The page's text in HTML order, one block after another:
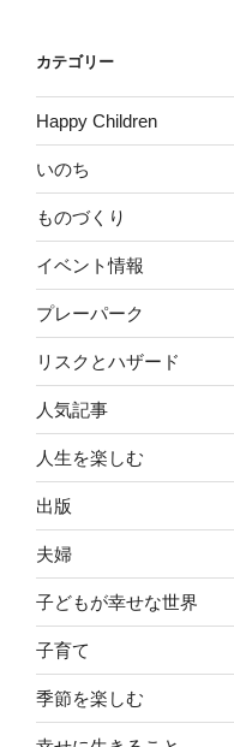
カテゴリー
Happy Children
いのち
ものづくり
イベント情報
プレーパーク
リスクとハザード
人気記事
人生を楽しむ
出版
夫婦
子どもが幸せな世界
子育て
季節を楽しむ